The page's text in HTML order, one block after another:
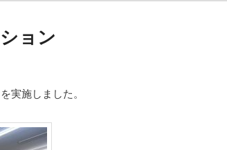
ョン
実施しました。